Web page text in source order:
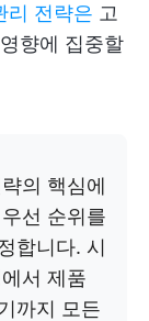
리 전략은 고
향에 집중할
의 핵심에
선 순위를
합니다. 시
서 제품
까지 모든